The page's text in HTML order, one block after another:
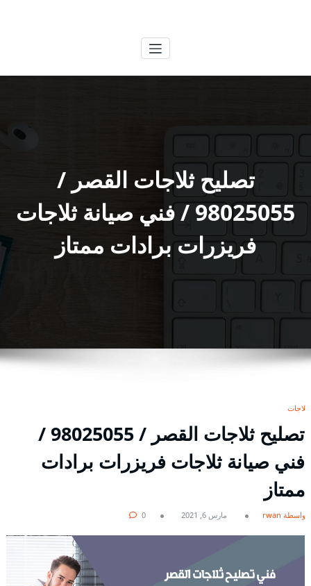
تصليح ثلاجات القصر /
98025055 / فني صيانة ثلاجات
فريزرات برادات ممتاز
ثلاجات
تصليح ثلاجات القصر / 98025055 /
فني صيانة ثلاجات فريزرات برادات
ممتاز
بواسطة rwan مارس 6, 2021 0